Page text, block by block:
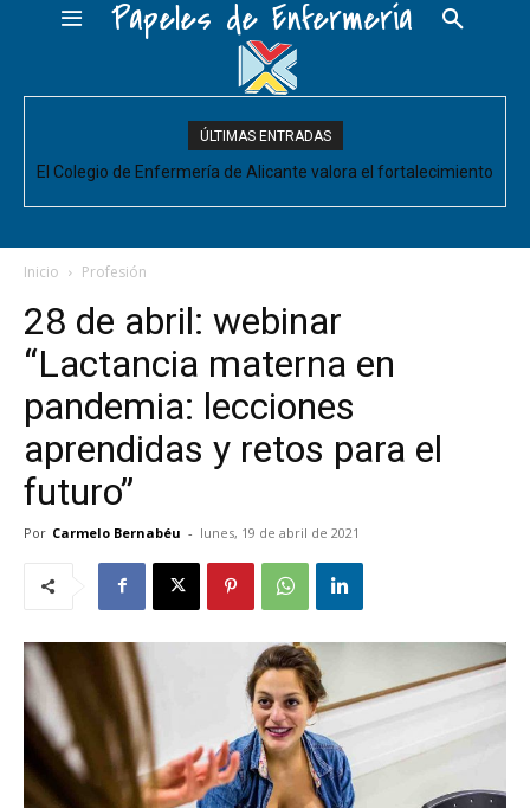
Papeles de Enfermería
ÚLTIMAS ENTRADAS
El Colegio de Enfermería de Alicante valora el fortalecimiento
acompañe de decisiones estructurales para...
Inicio Profesión
28 de abril: webinar
“Lactancia materna en
pandemia: lecciones
aprendidas y retos para el
futuro”
Por Carmelo Bernabéu - lunes, 19 de abril de 2021